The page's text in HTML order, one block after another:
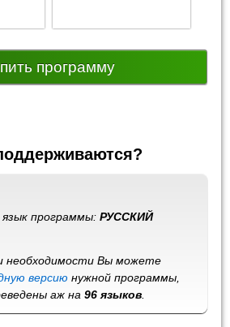
программу
программы:РУССКИЙ
необходимости Вы можете
версию нужной программы,
аж на96 языков